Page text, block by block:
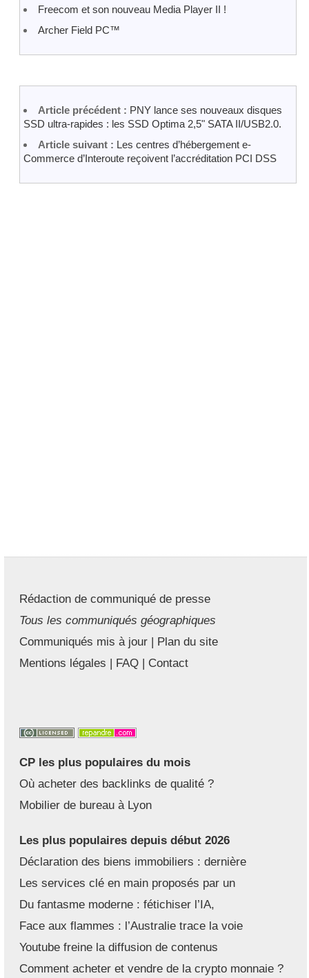
Freecom et son nouveau Media Player II !
Archer Field PC™
Article précédent : PNY lance ses nouveaux disques
SSD ultra-rapides : les SSD Optima 2,5" SATA II/USB2.0.
Article suivant : Les centres d’hébergement e-
Commerce d’Interoute reçoivent l’accréditation PCI DSS
Rédaction de communiqué de presse
Tous les communiqués géographiques
Communiqués mis à jour | Plan du site
Mentions légales | FAQ | Contact
CP les plus populaires du mois
Où acheter des backlinks de qualité ?
Mobilier de bureau à Lyon
Les plus populaires depuis début 2026
Déclaration des biens immobiliers : dernière
Les services clé en main proposés par un
Du fantasme moderne : fétichiser l’IA,
Face aux flammes : l’Australie trace la voie
Youtube freine la diffusion de contenus
Comment acheter et vendre de la crypto monnaie ?